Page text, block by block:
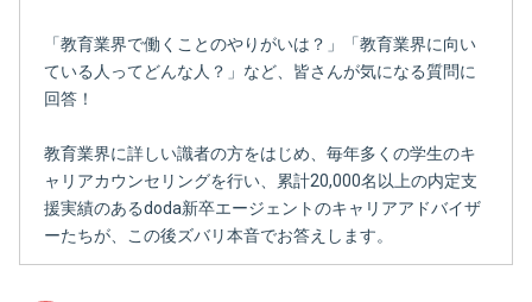
「教育業界で働くことのやりがいは？」「教育業界に向い
ている人ってどんな人？」など、皆さんが気になる質問に
回答！
教育業界に詳しい識者の方をはじめ、毎年多くの学生のキ
ャリアカウンセリングを行い、累計20,000名以上の内定支
援実績のあるdoda新卒エージェントのキャリアアドバイザ
ーたちが、この後ズバリ本音でお答えします。